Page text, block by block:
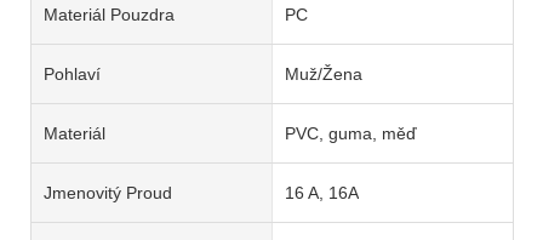
Materiál Pouzdra PC
Pohlaví Muž/Žena
Materiál PVC, guma, měď
Jmenovitý Proud 16 A, 16A